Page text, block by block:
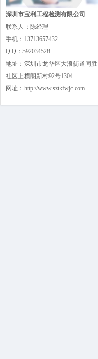
深圳市宝利工程检测有限公司
联系人：陈经理
手机：13713657432
Q Q：592034528
地址：深圳市龙华区大浪街道同胜
社区上横朗新村92号1304
网址：http://www.sztkfwjc.com